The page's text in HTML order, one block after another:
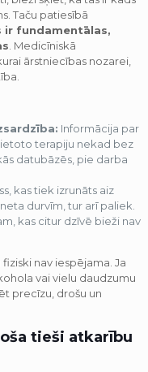
Taču patiesībā
ir fundamentālas,
. Medicīniskā
ārstniecības nozarei,
Informācija par
terapiju nekad bez
datubāzēs, pie darba
kas tiek izrunāts aiz
durvīm, tur arī paliek.
kas citur dzīvē bieži nav
nav iespējama. Ja
vai vielu daudzumu
precīzu, drošu un
tieši atkarību